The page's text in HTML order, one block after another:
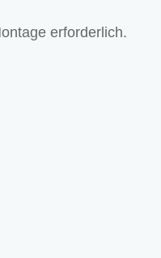
erforderlich.